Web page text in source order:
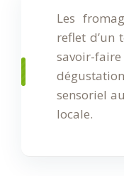
Les
reflet d’un
savoir-
sensoriel
locale.